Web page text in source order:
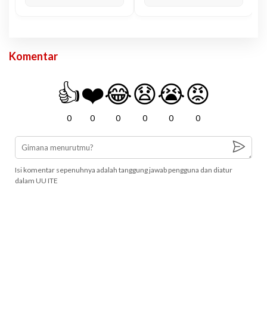
Komentar
👍
0
❤️
0
😂
0
😧
0
😭
0
😡
0
Isi komentar sepenuhnya adalah tanggung jawab pengguna dan diatur
dalam UU ITE